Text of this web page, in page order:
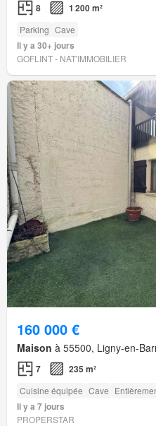
8 1 200 m²
Parking Cave
Il y a 30+ jours
GOFLINT - NAT'IMMOBILIER
160 000 €
Maison à 55500, Ligny-en-
7 235 m²
Cuisine équipée Cave
Il y a 7 jours
PROPERSTAR